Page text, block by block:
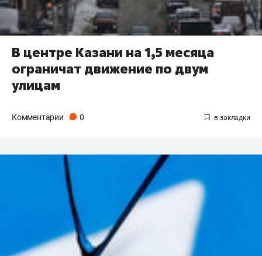
В центре Казани на 1,5 месяца
ограничат движение по двум
улицам
Комментарии 0